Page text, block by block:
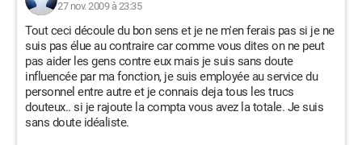
27 nov. 2009 à 23:35
Tout ceci découle du bon sens et je ne m'en ferais pas si je ne
suis pas élue au contraire car comme vous dites on ne peut
pas aider les gens contre eux mais je suis sans doute
influencée par ma fonction, je suis employée au service du
personnel entre autre et je connais deja tous les trucs
douteux.. si je rajoute la compta vous avez la totale. Je suis
sans doute idéaliste.